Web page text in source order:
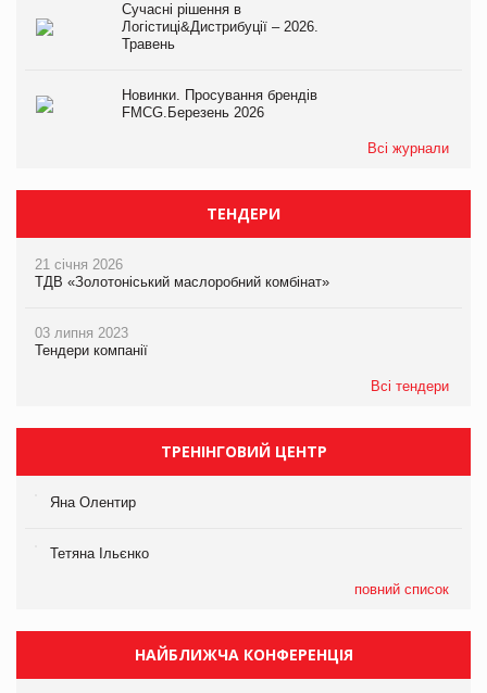
Сучасні рішення в
Логістиці&Дистрибуції – 2026.
Травень
Новинки. Просування брендів
FMCG.Березень 2026
Всі журнали
ТЕНДЕРИ
21 січня 2026
ТДВ «Золотоніський маслоробний комбінат»
03 липня 2023
Тендери компанії
Всі тендери
ТРЕНІНГОВИЙ ЦЕНТР
Яна Олентир
Тетяна Ільєнко
повний список
НАЙБЛИЖЧА КОНФЕРЕНЦІЯ